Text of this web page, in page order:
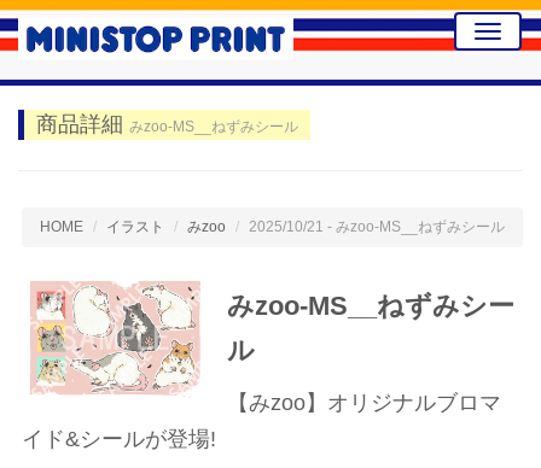
Toggle
商品詳細 みzoo-MS__ねずみシール
HOME イラスト みzoo 2025/10/21 - みzoo-MS__ねずみシール
みzoo-MS__ねずみシー
ル
【みzoo】オリジナルブロマ
イド&シールが登場!